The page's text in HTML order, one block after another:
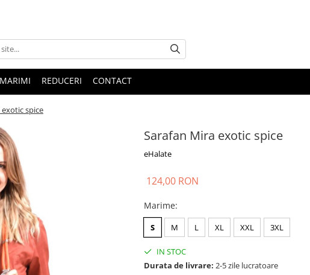
REDUCERI CONTACT
spice
Sarafan Mira exotic spice
eHalate
124,00 RON
Marime:
S M L XL XXL 3XL
IN STOC
Durata de livrare: 2-5 zile lucratoare